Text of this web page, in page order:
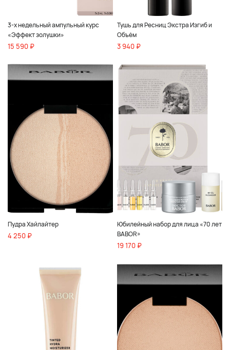
3-х недельный ампульный курс
«Эффект золушки»
15 590 ₽
Тушь для Ресниц Экстра Изгиб и
Объём
3 940 ₽
Пудра Хайлайтер
4 250 ₽
Юбилейный набор для лица «70 лет
BABOR»
19 170 ₽